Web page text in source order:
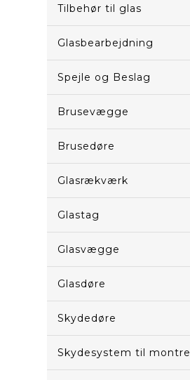
Tilbehør til glas
Glasbearbejdning
Spejle og Beslag
Brusevægge
Brusedøre
Glasrækværk
Glastag
Glasvægge
Glasdøre
Skydedøre
Skydesystem til montre